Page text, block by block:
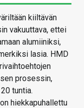
kiiltävän
vakuuttava, ettei
alumiiniksi,
lasia. HMD
prosessin,
tuntia.
hiekkapuhallettu